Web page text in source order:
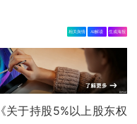
相关舆情 AI解读 生成海报
于持股5%以上股东权